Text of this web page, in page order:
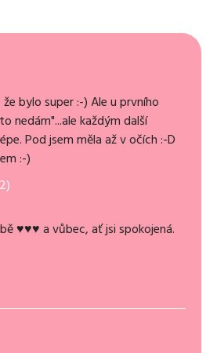
bylo super :-) Ale u prvního
nedám"...ale každým další
Pod jsem měla až v očích :-D
:-)
♥♥♥ a vůbec, ať jsi spokojená.